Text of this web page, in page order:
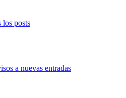
los posts
a nuevas entradas